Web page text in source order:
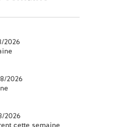
2026
2026
2026
cette semaine